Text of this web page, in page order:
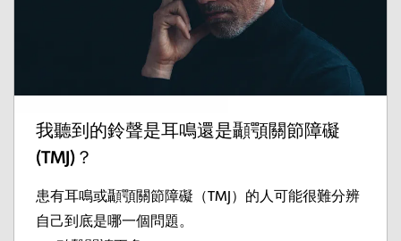
我聽到的鈴聲是耳鳴還是顳顎關節障礙
(TMJ)？
患有耳鳴或顳顎關節障礙（TMJ）的人可能很難分辨
自己到底是哪一個問題。